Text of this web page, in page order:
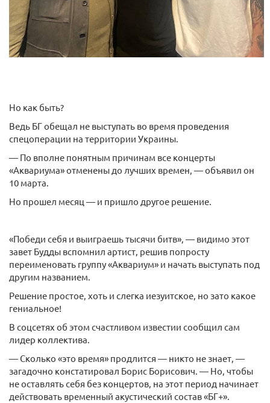
Но как быть?
Ведь БГ обещал не выступать во время проведения
спецоперации на территории Украины.
— По вполне понятным причинам все концерты
«Аквариума» отменены до лучших времен, — объявил он
10 марта.
Но прошел месяц — и пришло другое решение.
«Победи себя и выиграешь тысячи битв», — видимо этот
завет Будды вспомнил артист, решив попросту
переименовать группу «Аквариум» и начать выступать под
другим названием.
Решение простое, хоть и слегка иезуитское, но зато какое
гениальное!
В соцсетях об этом счастливом известии сообщил сам
лидер коллектива.
— Сколько «это время» продлится — никто не знает, —
загадочно констатировал Борис Борисович. — Но, чтобы
не оставлять себя без концертов, на этот период начинает
действовать временный акустический состав «БГ+».